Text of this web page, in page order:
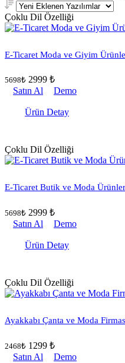
Çoklu Dil Özelliği
E-Ticaret Moda ve Giyim
5698₺ 2999 ₺
Satın Al
Demo
Ürün Detay
Çoklu Dil Özelliği
E-Ticaret Butik ve Moda
5698₺ 2999 ₺
Satın Al
Demo
Ürün Detay
Çoklu Dil Özelliği
Ayakkabı Çanta ve Moda
2468₺ 1299 ₺
Satın Al
Demo